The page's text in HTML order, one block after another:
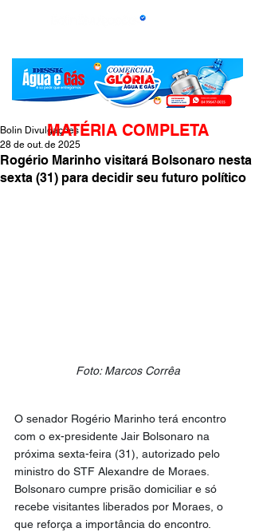
Rogério Marinho visitará Bolsonaro nesta
sexta (31) para decidir seu futuro político
Bolin Divulgações
28 de out. de 2025
Foto: Marcos Corrêa
O senador Rogério Marinho terá encontro
com o ex-presidente Jair Bolsonaro na
próxima sexta-feira (31), autorizado pelo
ministro do STF Alexandre de Moraes.
Bolsonaro cumpre prisão domiciliar e só
recebe visitantes liberados por Moraes, o
que reforça a importância do encontro.
MATÉRIA COMPLETA